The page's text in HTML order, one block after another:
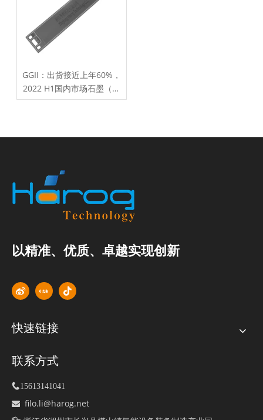
GGII：出货接近上年60%，
2022 H1国内市场石墨（含
复合）板出货TOP5
以精准、优质、卓越实现创新
快速链接
联系方式
 15613141041
 filo.li@harog.net